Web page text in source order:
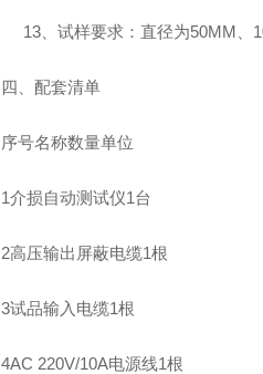
13、试样要求：直径为50MM、
四、配套清单
序号名称数量单位
1介损自动测试仪1台
2高压输出屏蔽电缆1根
3试品输入电缆1根
4AC 220V/10A电源线1根